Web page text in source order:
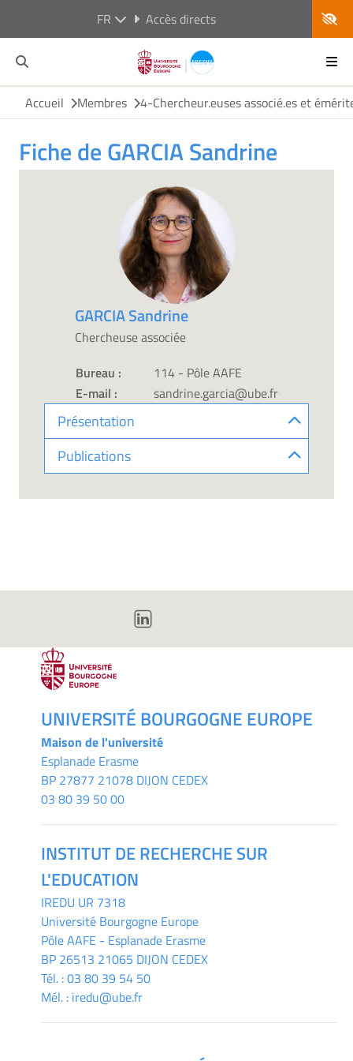
FR Accès directs
Accueil Membres 4-Chercheur.euses associé.es et
Fiche de GARCIA Sandrine
GARCIA Sandrine
Chercheuse associée
Bureau :
114 - Pôle AAFE
E-mail :
sandrine.garcia@ube.fr
Présentation
Publications
UNIVERSITÉ BOURGOGNE EUROPE
Maison de l'université
Esplanade Erasme
BP 27877 21078 DIJON CEDEX
03 80 39 50 00
INSTITUT DE RECHERCHE SUR
L'EDUCATION
IREDU UR 7318
Université Bourgogne Europe
Pôle AAFE - Esplanade Erasme
BP 26513 21065 DIJON CEDEX
Tél. :03 80 39 54 50
Mél. : iredu@ube.fr